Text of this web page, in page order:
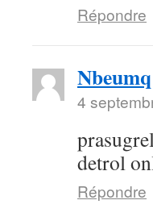
Répondre
Nbeumq
4
detrol
Répondre